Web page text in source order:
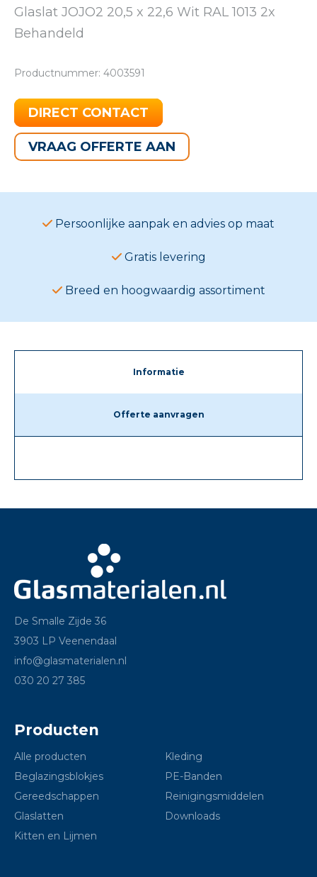
Glaslat JOJO2 20,5 x 22,6 Wit RAL 1013 2x
Behandeld
Productnummer: 4003591
DIRECT CONTACT
VRAAG OFFERTE AAN
Persoonlijke aanpak en advies op maat
Gratis levering
Breed en hoogwaardig assortiment
Informatie
Offerte aanvragen
De Smalle Zijde 36
3903 LP Veenendaal
info@glasmaterialen.nl
030 20 27 385
Producten
Alle producten
Beglazingsblokjes
Gereedschappen
Glaslatten
Kitten en Lijmen
Kleding
PE-Banden
Reinigingsmiddelen
Downloads